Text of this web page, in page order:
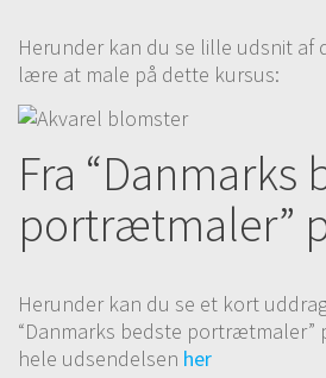
og lette akvarelflader omkring
også varierer mængden af
det mere eller mindre kraftigt i
19# Livfulde blomster
Mal et stemnigsfyldt
akvarelfarver, det der hensigten
og lette akvarelflader omkring
også varierer mængden af
det mere eller mindre kraftigt i
Herunder kan du se lille udsnit af
lære at male på dette kursus:
Fra “Danmarks
portrætmaler”
Herunder kan du se et kort
“Danmarks bedste portrætmaler”
hele udsendelsen her